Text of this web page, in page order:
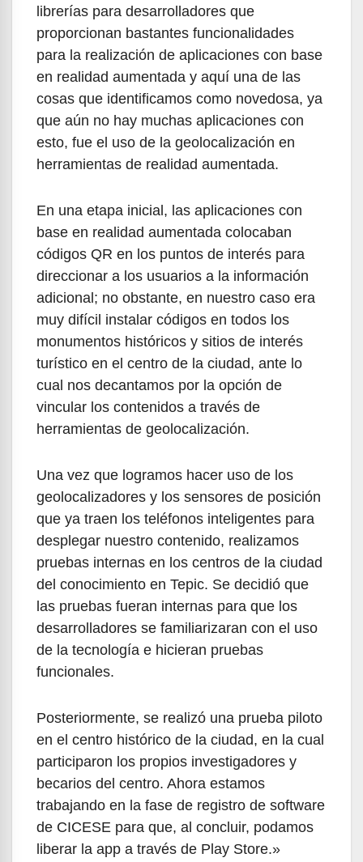
librerías para desarrolladores que
proporcionan bastantes funcionalidades
para la realización de aplicaciones con base
en realidad aumentada y aquí una de las
cosas que identificamos como novedosa, ya
que aún no hay muchas aplicaciones con
esto, fue el uso de la geolocalización en
herramientas de realidad aumentada.
En una etapa inicial, las aplicaciones con
base en realidad aumentada colocaban
códigos QR en los puntos de interés para
direccionar a los usuarios a la información
adicional; no obstante, en nuestro caso era
muy difícil instalar códigos en todos los
monumentos históricos y sitios de interés
turístico en el centro de la ciudad, ante lo
cual nos decantamos por la opción de
vincular los contenidos a través de
herramientas de geolocalización.
Una vez que logramos hacer uso de los
geolocalizadores y los sensores de posición
que ya traen los teléfonos inteligentes para
desplegar nuestro contenido, realizamos
pruebas internas en los centros de la ciudad
del conocimiento en Tepic. Se decidió que
las pruebas fueran internas para que los
desarrolladores se familiarizaran con el uso
de la tecnología e hicieran pruebas
funcionales.
Posteriormente, se realizó una prueba piloto
en el centro histórico de la ciudad, en la cual
participaron los propios investigadores y
becarios del centro. Ahora estamos
trabajando en la fase de registro de software
de CICESE para que, al concluir, podamos
liberar la app a través de Play Store.»